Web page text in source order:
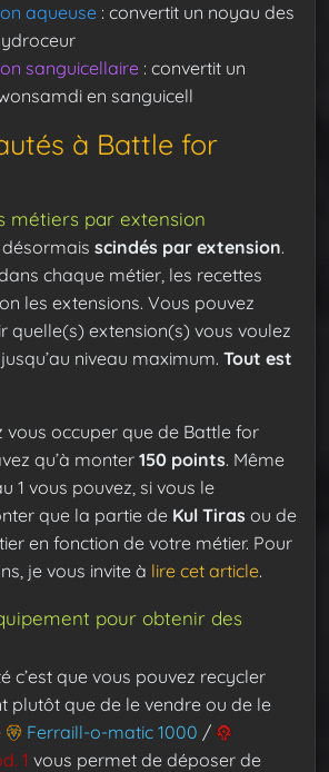
aqueuse : convertit un noyau des
sanguicellaire : convertit un
en sanguicell
à Battle for
métiers par extension
scindés par extension.
chaque métier, les recettes
les extensions. Vous pouvez
quelle(s) extension(s) vous voulez
niveau maximum. Tout est
vous occuper que de Battle for
qu’à monter 150 points. Même
1 vous pouvez, si vous le
que la partie de Kul Tiras ou de
en fonction de votre métier. Pour
je vous invite à lire cet article.
pour obtenir des
c’est que vous pouvez recycler
plutôt que de le vendre ou de le
Ferraill-o-matic 1000 /
1 vous permet de déposer de